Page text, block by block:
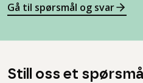
Gå til spørsmål og svar
Still oss et spørsmål